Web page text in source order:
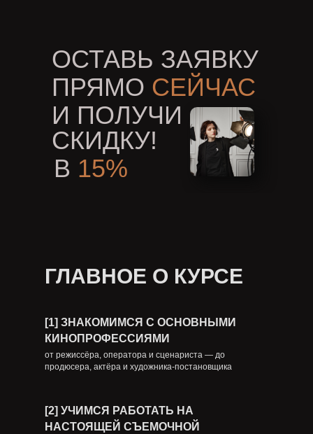
ОСТАВЬ ЗАЯВКУ
ПРЯМО СЕЙЧАС
И ПОЛУЧИ
СКИДКУ!
В 15%
от режиссёра, оператора и сценариста — до
продюсера, актёра и художника-постановщика
[1] ЗНАКОМИМСЯ С ОСНОВНЫМИ
КИНОПРОФЕССИЯМИ
[2] УЧИМСЯ РАБОТАТЬ НА
НАСТОЯЩЕЙ СЪЕМОЧНОЙ
ГЛАВНОЕ О КУРСЕ